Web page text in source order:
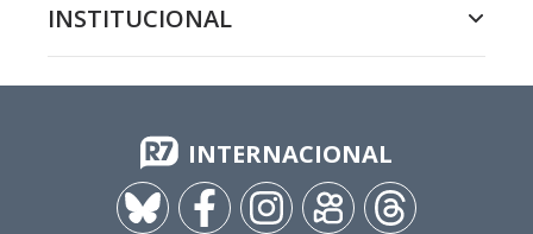
INSTITUCIONAL
INTERNACIONAL